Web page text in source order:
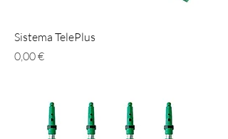
Sistema TelePlus
Prezzo
0,00 €